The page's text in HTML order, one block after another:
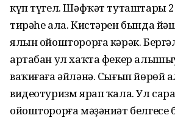
күп түгел. Шәфҡәт туташтары
тирәһе ала. Кистәрен бында
ялын ойошторорға кәрәк.
артабан ул хаҡта фекер
ваҡиғаға әйләнә. Сығып йөрөй
видеотуризм ярап ҡала. Ул
ойошторорға мәҙәниәт белгесе